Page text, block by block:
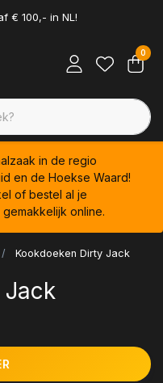
€ 100,- in NL!
0
in de regio
en de Hoekse Waard!
of bestel al je
online.
Kookdoeken Dirty Jack
Jack